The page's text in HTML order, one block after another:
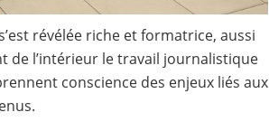
révélée riche et formatrice, aussi
de l’intérieur le travail journalistique
conscience des enjeux liés aux